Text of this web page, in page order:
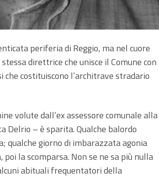
periferia di Reggio, ma nel cuore
direttrice che unisce il Comune con
costituiscono l’architrave stradario
volute dall’ex assessore comunale alla
Delrio – è sparita. Qualche balordo
qualche giorno di imbarazzata agonia
la scomparsa. Non se ne sa più nulla
abituali frequentatori della